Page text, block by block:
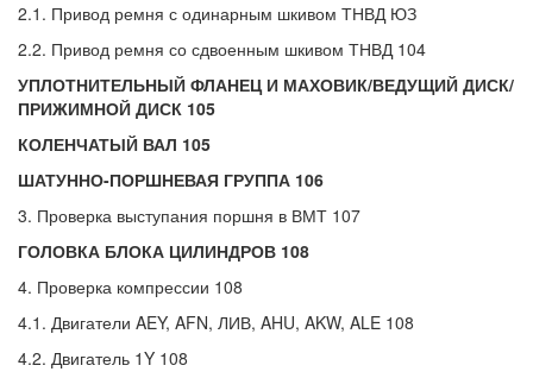
2.1. Привод ремня с одинарным шкивом ТНВД ЮЗ
2.2. Привод ремня со сдвоенным шкивом ТНВД 104
УПЛОТНИТЕЛЬНЫЙ ФЛАНЕЦ И МАХОВИК/ВЕДУЩИЙ ДИСК/
ПРИЖИМНОЙ ДИСК 105
КОЛЕНЧАТЫЙ ВАЛ 105
ШАТУННО-ПОРШНЕВАЯ ГРУППА 106
3. Проверка выступания поршня в ВМТ 107
ГОЛОВКА БЛОКА ЦИЛИНДРОВ 108
4. Проверка компрессии 108
4.1. Двигатели AEY, AFN, ЛИВ, AHU, AKW, ALE 108
4.2. Двигатель 1Y 108